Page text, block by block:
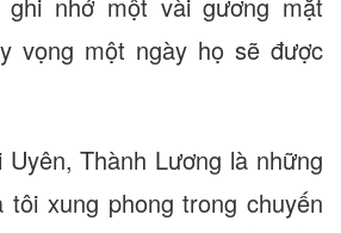
vọng một ngày họ sẽ được
Thành Lương là những
tôi xung phong trong chuyến